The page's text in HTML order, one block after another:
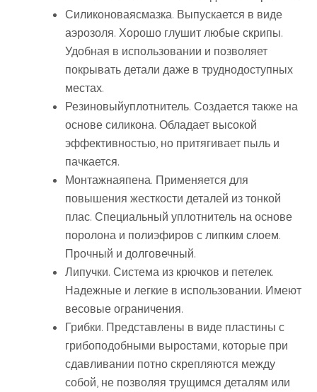
Силиконоваясмазка. Выпускается в виде
аэрозоля. Хорошо глушит любые скрипы.
Удобная в использовании и позволяет
покрывать детали даже в труднодоступных
местах.
Резиновыйуплотнитель. Создается также на
основе силикона. Обладает высокой
эффективностью, но притягивает пыль и
пачкается.
Монтажнаяпена. Применяется для
повышения жесткости деталей из тонкой
плас. Специальный уплотнитель на основе
поролона и полиэфиров с липким слоем.
Прочный и долговечный.
Липучки. Система из крючков и петелек.
Надежные и легкие в использовании. Имеют
весовые ограничения.
Грибки. Представлены в виде пластины с
грибоподобными выростами, которые при
сдавливании потно скрепляются между
собой, не позволяя трущимся деталям или